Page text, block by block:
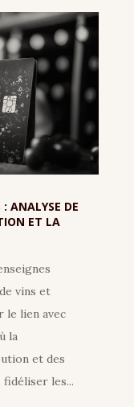
ANALYSE DE
ET LA
vins et
lien avec
la
et des
les...